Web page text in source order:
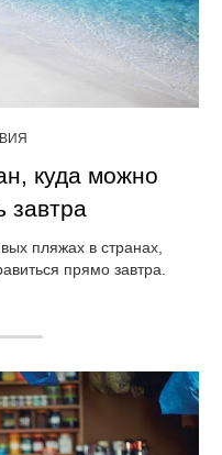
куда можно
завтра
пляжах в странах,
прямо завтра.